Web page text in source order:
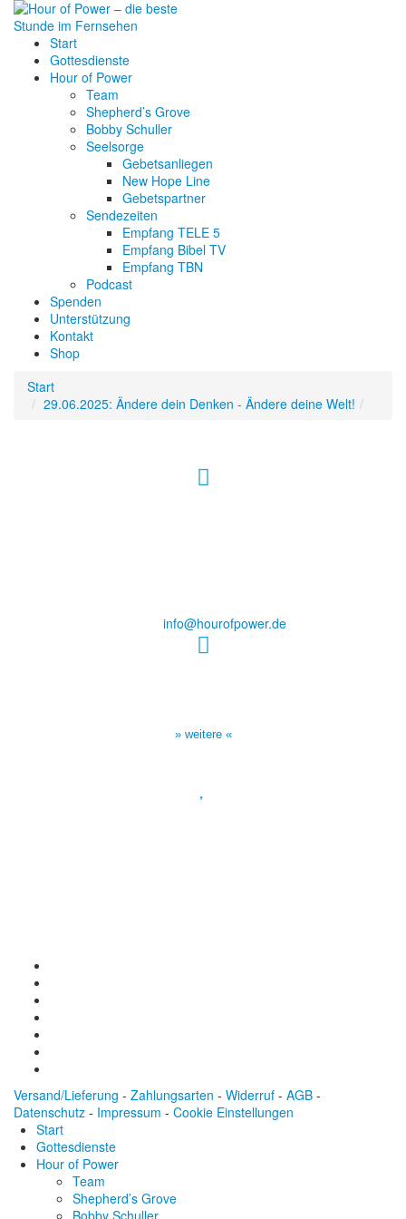
Start
Gottesdienste
Hour of Power
Team
Shepherd’s Grove
Bobby Schuller
Seelsorge
Gebetsanliegen
New Hope Line
Gebetspartner
Sendezeiten
Empfang TELE 5
Empfang Bibel TV
Empfang TBN
Podcast
Spenden
Unterstützung
Kontakt
Shop
Start
29.06.2025: Ändere dein Denken - Ändere deine Welt!
info@hourofpower.de
» weitere «
Versand/Lieferung - Zahlungsarten - Widerruf - AGB -
Datenschutz - Impressum - Cookie Einstellungen
Start
Gottesdienste
Hour of Power
Team
Shepherd’s Grove
Bobby Schuller